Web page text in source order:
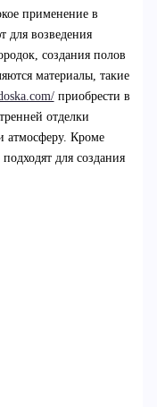
применение в
для возведения
создания полов
материалы, такие
приобрести в
отделки
атмосферу. Кроме
для создания